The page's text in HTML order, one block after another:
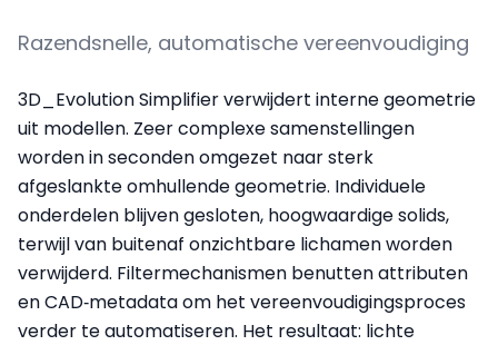
Razendsnelle, automatische vereenvoudiging
3D_Evolution Simplifier verwijdert interne geometrie
uit modellen. Zeer complexe samenstellingen
worden in seconden omgezet naar sterk
afgeslankte omhullende geometrie. Individuele
onderdelen blijven gesloten, hoogwaardige solids,
terwijl van buitenaf onzichtbare lichamen worden
verwijderd. Filtermechanismen benutten attributen
en CAD‑metadata om het vereenvoudigingsproces
verder te automatiseren. Het resultaat: lichte